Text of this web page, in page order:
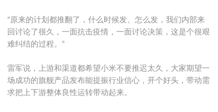
“原来的计划都推翻了，什么时候发、怎么发，我们内部来
回讨论了很久，一面抗击疫情，一面讨论决策，这是个很艰
难纠结的过程。”
雷军说，上游和渠道都希望小米不要推迟太久，大家期望一
场成功的旗舰产品发布能提振行业信心，开个好头，带动需
求把上下游整体良性运转带动起来。